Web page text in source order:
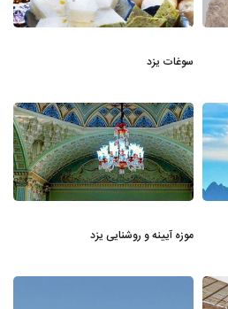
سوغات یزد
موزه آیینه و روشنایی یزد